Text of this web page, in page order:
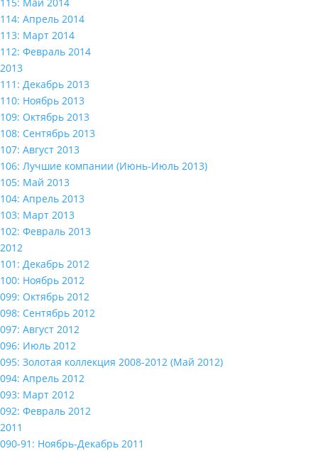
114: Апрель 2014
113: Март 2014
112: Февраль 2014
2013
111: Декабрь 2013
110: Ноябрь 2013
109: Октябрь 2013
108: Сентябрь 2013
107: Август 2013
106: Лучшие компании (Июнь-Июль 2013)
105: Май 2013
104: Апрель 2013
103: Март 2013
102: Февраль 2013
2012
101: Декабрь 2012
100: Ноябрь 2012
099: Октябрь 2012
098: Сентябрь 2012
097: Август 2012
096: Июль 2012
095: Золотая коллекция 2008-2012 (Май 2012)
094: Апрель 2012
093: Март 2012
092: Февраль 2012
2011
090-91: Ноябрь-Декабрь 2011